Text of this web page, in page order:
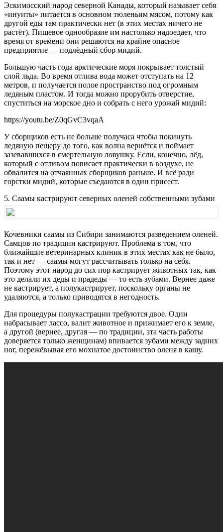
Эскимосский народ северной Канады, который называет себя
«инуиты» питается в основном тюленьим мясом, потому как
другой еды там практически нет (в этих местах ничего не
растёт). Пищевое однообразие им настолько надоедает, что
время от времени они решаются на крайне опасное
предприятие — подлёдный сбор мидий.
Большую часть года арктические моря покрывает толстый
слой льда. Во время отлива вода может отступать на 12
метров, и получается полое пространство под огромным
ледяным пластом. И тогда можно прорубить отверстие,
спуститься на морское дно и собрать с него урожай мидий:
https://youtu.be/Z0qGvC3vqaA
У сборщиков есть не больше получаса чтобы покинуть
ледяную пещеру до того, как волна вернётся и поймает
зазевавшихся в смертельную ловушку. Если, конечно, лёд,
который с отливом повисает практически в воздухе, не
обвалится на отчаянных сборщиков раньше. И всё ради
горстки мидий, которые съедаются в один присест.
5. Саамы кастрируют северных оленей собственными зубами
Кочевники саамы из Сибири занимаются разведением оленей.
Самцов по традиции кастрируют. Проблема в том, что
ближайшие ветеринарных клиник в этих местах как не было,
так и нет — саамы могут рассчитывать только на себя.
Поэтому этот народ до сих пор кастрирует животных так, как
это делали их деды и прадеды — то есть зубами. Вернее даже
не кастрирует, а полукастрирует, поскольку органы не
удаляются, а только приводятся в негодность.
Для процедуры полукастрации требуются двое. Один
набрасывает лассо, валит животное и прижимает его к земле,
а другой (вернее, другая — по традиции, эта часть работы
доверяется только женщинам) впивается зубами между задних
ног, пережёвывая его мохнатое достоинство оленя в кашу.